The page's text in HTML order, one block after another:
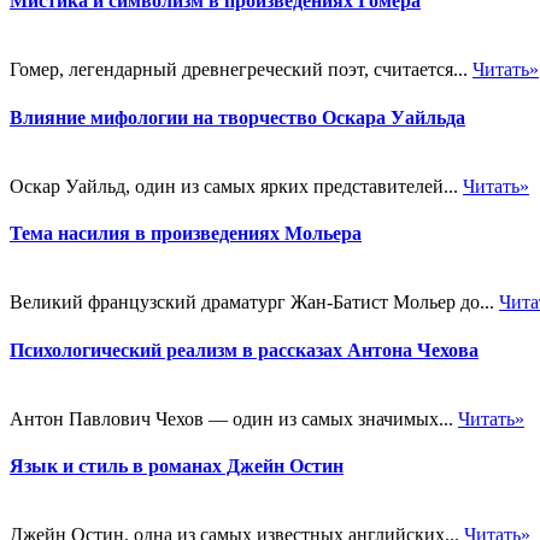
Гомер, легендарный древнегреческий поэт, считается... Читать»
Влияние мифологии на творчество Оскара Уайльда
Оскар Уайльд, один из самых ярких представителей... Читать»
Тема насилия в произведениях Мольера
Великий французский драматург Жан-Батист Мольер до...
Психологический реализм в рассказах Антона Чехова
Антон Павлович Чехов — один из самых значимых... Читать»
Язык и стиль в романах Джейн Остин
Джейн Остин, одна из самых известных английских... Читать»